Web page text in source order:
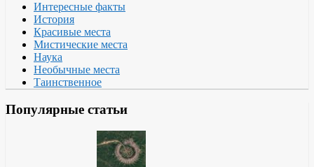
Интересные факты
История
Красивые места
Мистические места
Наука
Необычные места
Таинственное
Популярные статьи